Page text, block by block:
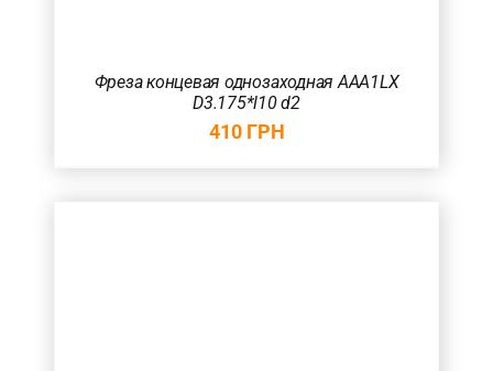
Фреза концевая однозаходная AAA1LX
D3.175*l10 d2
410 ГРН